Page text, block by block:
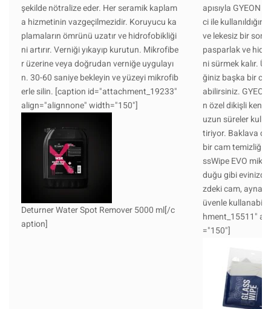
şekilde nötralize eder. Her seramik kaplam
a hizmetinin vazgeçilmezidir. Koruyucu ka
plamaların ömrünü uzatır ve hidrofobikliği
ni artırır. Verniği yıkayıp kurutun. Mikrofibe
r üzerine veya doğrudan verniğe uygulayı
n. 30-60 saniye bekleyin ve yüzeyi mikrofib
erle silin. [caption id="attachment_19233"
align="alignnone" width="150"]
Deturner Water Spot Remover 5000 ml[/c
aption]
apısıyla GYEON
ci ile
ve lekesiz bir
pasparlak ve
ni sürmek kalır.
ğiniz başka bir
abilirsiniz.
n özel dikişli
uzun süreler
tiriyor. Baklava
bir cam temizliği
ssWipe EVO
duğu gibi
zdeki cam, ayna
üvenle
hment_15511"
="150"]